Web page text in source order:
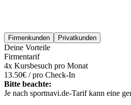
Firmenkunden Privatkunden
Deine Vorteile
Firmentarif
4x Kursbesuch pro Monat
13.50€ / pro Check-In
Bitte beachte:
Je nach sportnavi.de-Tarif kann eine